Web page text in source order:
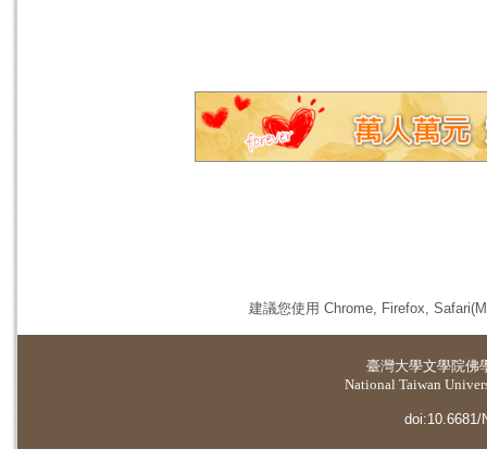
建議您使用 Chrome, Firefox,
臺灣大學文學院佛
National Taiwan
doi:10.6681/